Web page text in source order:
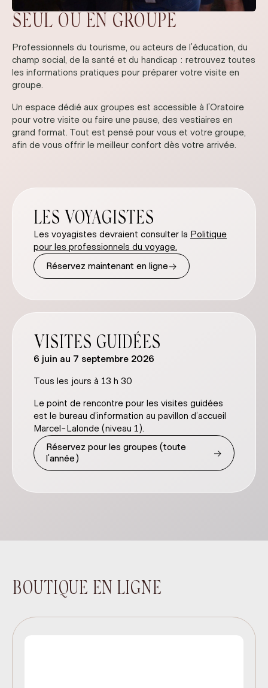
SEUL OU EN GROUPE
Professionnels du tourisme, ou acteurs de l’éducation, du
champ social, de la santé et du handicap : retrouvez toutes
les informations pratiques pour préparer votre visite en
groupe.
Un espace dédié aux groupes est accessible à l’Oratoire
pour votre visite ou faire une pause, des vestiaires en
grand format. Tout est pensé pour vous et votre groupe,
afin de vous offrir le meilleur confort dès votre arrivée.
LES VOYAGISTES
Les voyagistes devraient consulter la Politique
pour les professionnels du voyage.
Réservez maintenant en ligne→
VISITES GUIDÉES
6 juin au 7 septembre 2026
Tous les jours à 13 h 30
Le point de rencontre pour les visites guidées
est le bureau d’information au pavillon d’accueil
Marcel-Lalonde (niveau 1).
Réservez pour les groupes (toute
l'année)
→
BOUTIQUE EN LIGNE